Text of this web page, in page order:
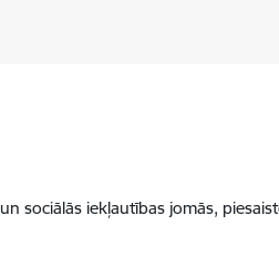
sociālās iekļautības jomās,